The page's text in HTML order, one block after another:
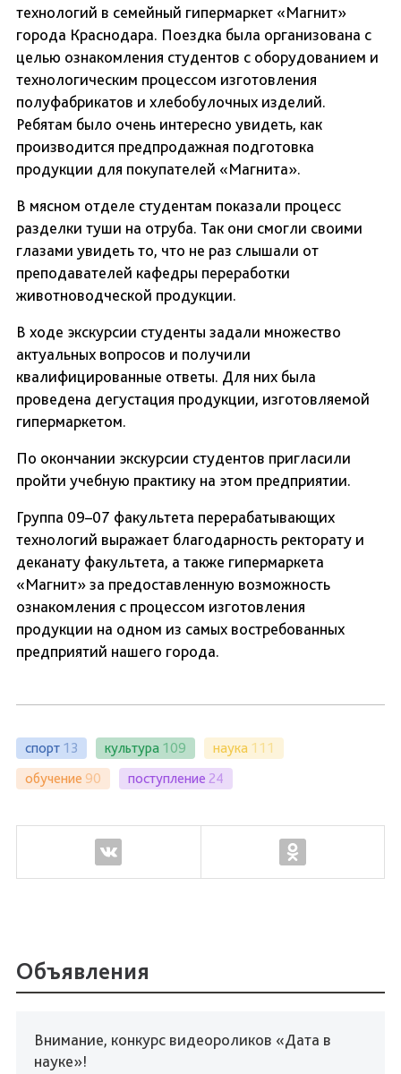
технологий в семейный гипермаркет «Магнит»
города Краснодара. Поездка была организована с
целью ознакомления студентов с оборудованием и
технологическим процессом изготовления
полуфабрикатов и хлебобулочных изделий.
Ребятам было очень интересно увидеть, как
производится предпродажная подготовка
продукции для покупателей «Магнита».
В мясном отделе студентам показали процесс
разделки туши на отруба. Так они смогли своими
глазами увидеть то, что не раз слышали от
преподавателей кафедры переработки
животноводческой продукции.
В ходе экскурсии студенты задали множество
актуальных вопросов и получили
квалифицированные ответы. Для них была
проведена дегустация продукции, изготовляемой
гипермаркетом.
По окончании экскурсии студентов пригласили
пройти учебную практику на этом предприятии.
Группа 09–07 факультета перерабатывающих
технологий выражает благодарность ректорату и
деканату факультета, а также гипермаркета
«Магнит» за предоставленную возможность
ознакомления с процессом изготовления
продукции на одном из самых востребованных
предприятий нашего города.
спорт 13 культура 109 наука 111
обучение 90 поступление 24
Объявления
Внимание, конкурс видеороликов «Дата в
науке»!